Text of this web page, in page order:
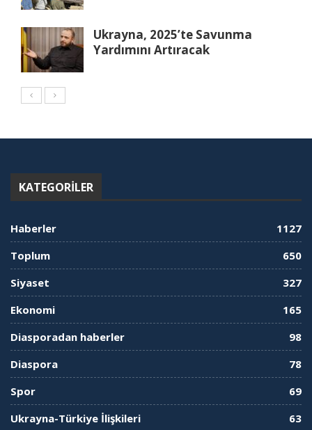
Ukrayna, 2025’te Savunma
Yardımını Artıracak
KATEGORILER
Haberler
1127
Toplum
650
Siyaset
327
Ekonomi
165
Diasporadan haberler
98
Diaspora
78
Spor
69
Ukrayna-Türkiye İlişkileri
63